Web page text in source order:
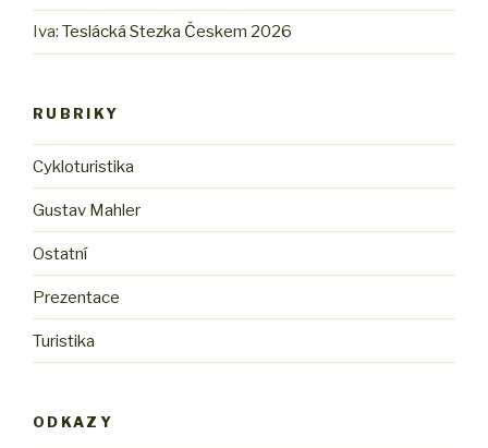
Iva: Teslácká Stezka Českem 2026
RUBRIKY
Cykloturistika
Gustav Mahler
Ostatní
Prezentace
Turistika
ODKAZY